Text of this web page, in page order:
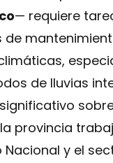
— requiere
de lluvias
provincia
Nacional y el